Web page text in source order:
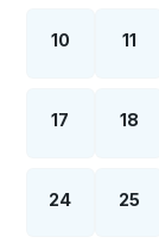
10 11
17 18
24 25